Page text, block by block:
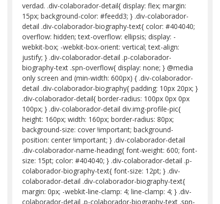
verdad. .div-colaborador-detail{ display: flex; margin:
15px; background-color: #feedd3; } .div-colaborador-
detail .div-colaborador-biography-text{ color: #404040;
overflow: hidden; text-overflow: ellipsis; display: -
webkit-box; -webkit-box-orient: vertical; text-align:
justify; } .div-colaborador-detail .p-colaborador-
biography-text .spn-overflow{ display: none; } @media
only screen and (min-width: 600px) { .div-colaborador-
detail .div-colaborador-biography{ padding: 10px 20px; }
.div-colaborador-detail{ border-radius: 100px 0px 0px
100px; } .div-colaborador-detail div.img-profile-pic{
height: 160px; width: 160px; border-radius: 80px;
background-size: cover !important; background-
position: center !important; } .div-colaborador-detail
.div-colaborador-name-heading{ font-weight: 600; font-
size: 15pt; color: #404040; } .div-colaborador-detail .p-
colaborador-biography-text{ font-size: 12pt; } .div-
colaborador-detail .div-colaborador-biography-text{
margin: 0px; -webkit-line-clamp: 4; line-clamp: 4; } .div-
colaborador-detail .p-colaborador-biography-text .spn-